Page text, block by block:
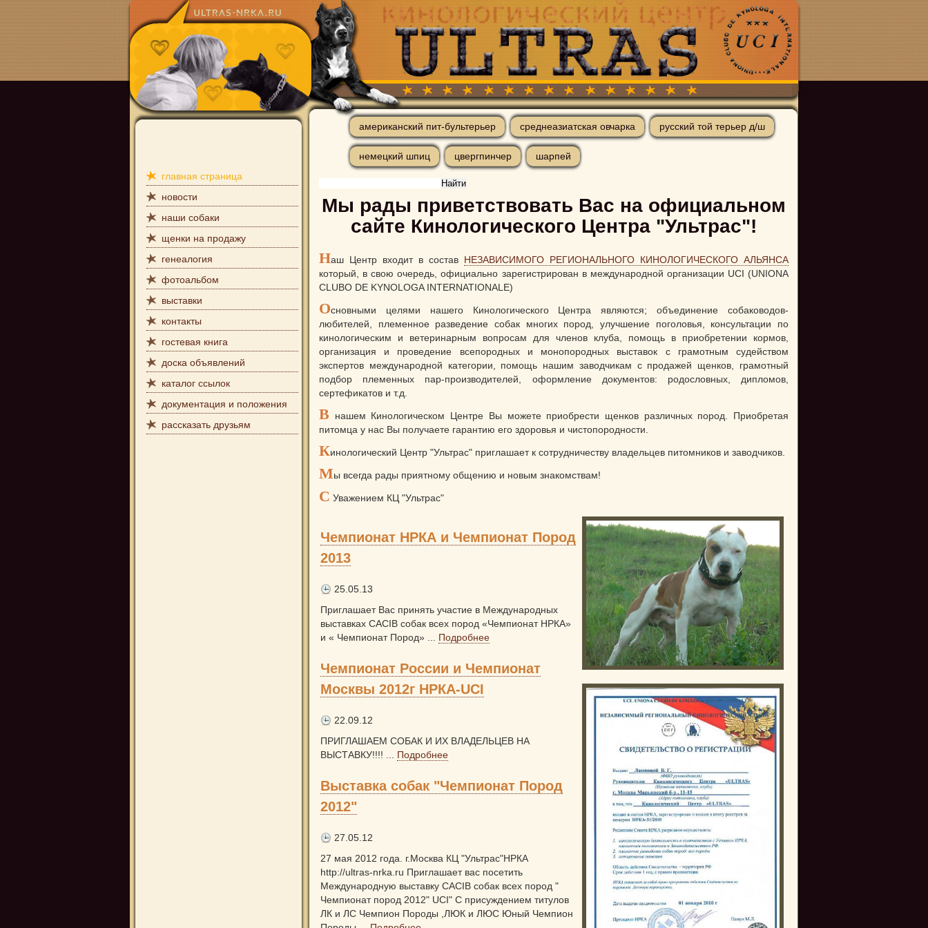
американский пит-бультерьер среднеазиатская овчарка русский той терьер д/ш
немецкий шпиц цвергпинчер
шарпей
главная страница
новости
наши собаки
щенки на продажу
генеалогия
фотоальбом
выставки
контакты
гостевая книга
доска объявлений
каталог ссылок
документация и положения
рассказать друзьям
Мы рады приветствовать Вас на официальном
сайте Кинологического Центра "Ультрас"!
Наш Центр входит в состав НЕЗАВИСИМОГО РЕГИОНАЛЬНОГО КИНОЛОГИЧЕСКОГО АЛЬЯНСА
который, в свою очередь, официально зарегистрирован в международной организации UCI (UNIONA
CLUBO DE KYNOLOGA INTERNATIONALE)
Основными целями нашего Кинологического Центра являются; объединение собаководов-
любителей, племенное разведение собак многих пород, улучшение поголовья, консультации по
кинологическим и ветеринарным вопросам для членов клуба, помощь в приобретении кормов,
организация и проведение всепородных и монопородных выставок с грамотным судейством
экспертов международной категории, помощь нашим заводчикам с продажей щенков, грамотный
подбор племенных пар-производителей, оформление документов: родословных, дипломов,
сертефикатов и т.д.
В нашем Кинологическом Центре Вы можете приобрести щенков различных пород. Приобретая
питомца у нас Вы получаете гарантию его здоровья и чистопородности.
Кинологический Центр "Ультрас" приглашает к сотрудничеству владельцев питомников и заводчиков.
Мы всегда рады приятному общению и новым знакомствам!
С Уважением КЦ "Ультрас"
Чемпионат НРКА и Чемпионат Пород
2013
25.05.13
Приглашает Вас принять участие в Международных
выставках CACIB собак всех пород «Чемпионат НРКА»
и « Чемпионат Пород» ... Подробнее
Чемпионат России и Чемпионат
Москвы 2012г НРКА-UCI
22.09.12
ПРИГЛАШАЕМ СОБАК И ИХ ВЛАДЕЛЬЦЕВ НА
ВЫСТАВКУ!!!! ... Подробнее
Выставка собак "Чемпионат Пород
2012"
27.05.12
27 мая 2012 года. г.Москва КЦ "Ультрас"НРКА
http://ultras-nrka.ru Приглашает вас посетить
Международную выставку CACIB собак всех пород "
Чемпионат пород 2012" UCI" С присуждением титулов
ЛК и ЛС Чемпион Породы ,ЛЮК и ЛЮС Юный Чемпион